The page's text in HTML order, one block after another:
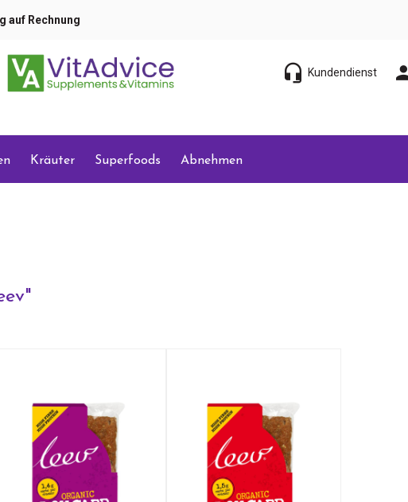
auf Rechnung
Kundendienst
Kräuter Superfoods Abnehmen
"